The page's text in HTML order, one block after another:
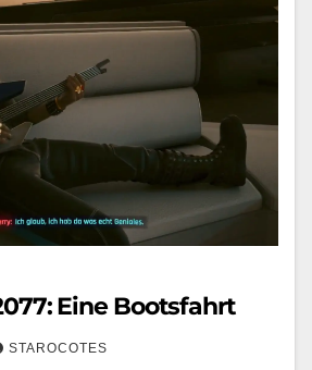
Eine Bootsfahrt
STAROCOTES